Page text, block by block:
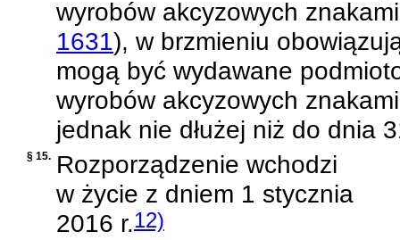
wyrobów akcyzowych
1631), w brzmieniu
mogą być wydawane
wyrobów akcyzowych
jednak nie dłużej niż do dnia
§ 15. Rozporządzenie wchodzi
w życie z dniem 1 stycznia
2016 r.12)